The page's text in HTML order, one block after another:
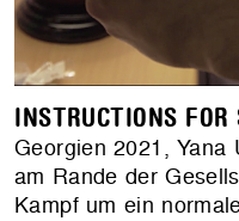
INSTRUCTIONS FOR
Georgien 2021, Yana
am Rande der
Kampf um ein